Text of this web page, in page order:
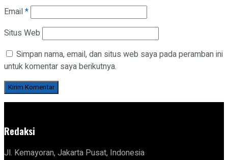
Email*
Situs Web
Simpan nama, email, dan situs web saya pada peramban ini
untuk komentar saya berikutnya.
Redaksi
Jl. Kemayoran, Jakarta Pusat, Indonesia